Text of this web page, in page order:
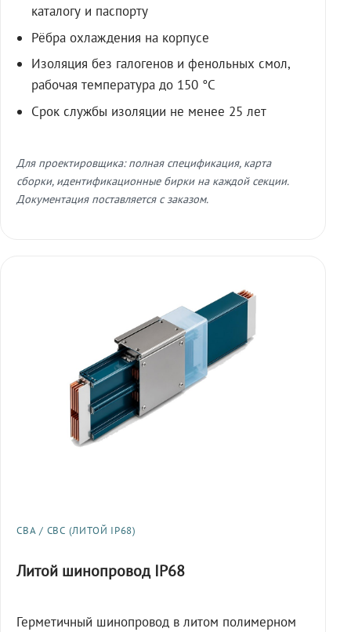
каталогу и паспорту
Рёбра охлаждения на корпусе
Изоляция без галогенов и фенольных смол,
рабочая температура до 150 °C
Срок службы изоляции не менее 25 лет
Для проектировщика: полная спецификация, карта
сборки, идентификационные бирки на каждой секции.
Документация поставляется с заказом.
СВА / СВС (ЛИТОЙ IP68)
Литой шинопровод IP68
Герметичный шинопровод в литом полимерном